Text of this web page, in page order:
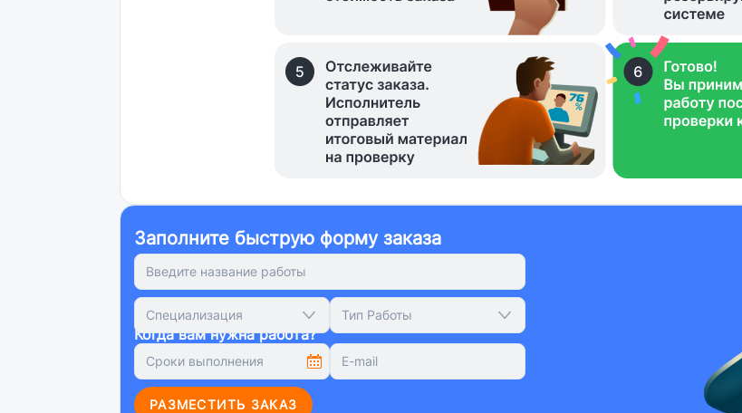
Заполните быструю форму заказа
Специализация Тип Работы
Когда вам нужна работа?
РАЗМЕСТИТЬ ЗАКАЗ